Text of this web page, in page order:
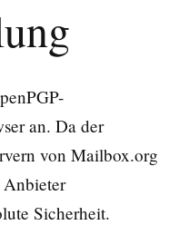
an. Da der
von Mailbox.org
Anbieter
Sicherheit.